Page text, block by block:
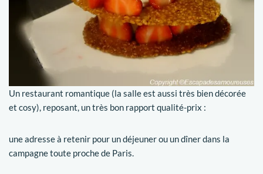
Un restaurant romantique (la salle est aussi très bien décorée
et cosy), reposant, un très bon rapport qualité-prix :
une adresse à retenir pour un déjeuner ou un dîner dans la
campagne toute proche de Paris.